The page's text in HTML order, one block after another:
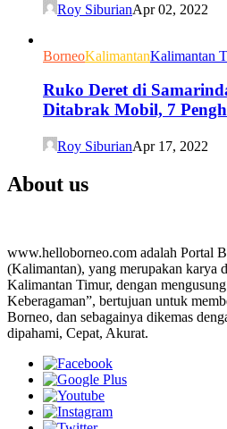
Roy SiburianApr 02, 2022
BorneoKalimantanKalimantan
Ruko Deret di
Ditabrak Mobil, 7
Roy SiburianApr 17, 2022
About us
www.helloborneo.com adalah Portal
(Kalimantan), yang merupakan karya
Kalimantan Timur, dengan
Keberagaman”, bertujuan untuk
Borneo, dan sebagainya dikemas
dipahami, Cepat, Akurat.